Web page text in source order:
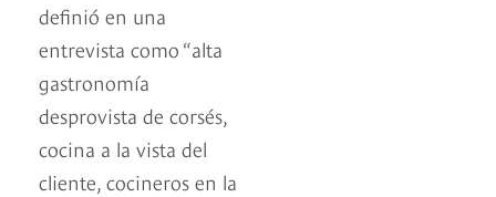
definió en una
entrevista como “alta
gastronomía
desprovista de corsés,
cocina a la vista del
cliente, cocineros en la